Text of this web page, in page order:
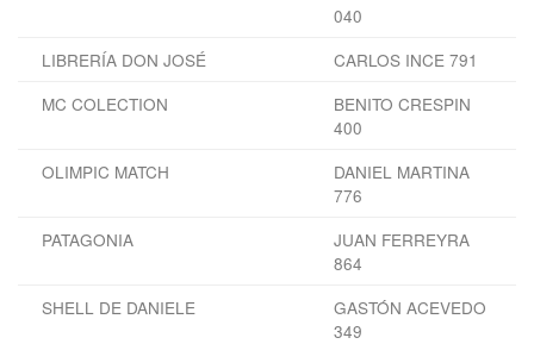
040
LIBRERÍA DON JOSÉ
CARLOS INCE 791
MC COLECTION
BENITO CRESPIN
400
OLIMPIC MATCH
DANIEL MARTINA
776
PATAGONIA
JUAN FERREYRA
864
SHELL DE DANIELE
GASTÓN ACEVEDO
349